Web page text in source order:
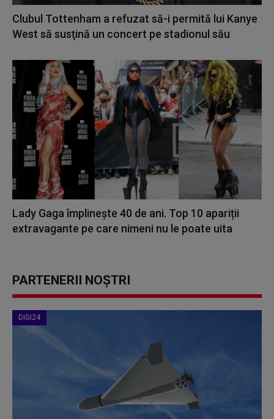
Clubul Tottenham a refuzat să-i permită lui Kanye
West să susţină un concert pe stadionul său
Lady Gaga împlinește 40 de ani. Top 10 apariții
extravagante pe care nimeni nu le poate uita
PARTENERII NOȘTRI
DIGI24